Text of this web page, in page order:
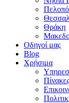
Θράκη
Οδηγοί μας
Blog
Χρήσιμα